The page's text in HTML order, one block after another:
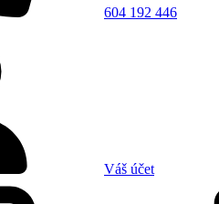
604 192 446
Váš účet